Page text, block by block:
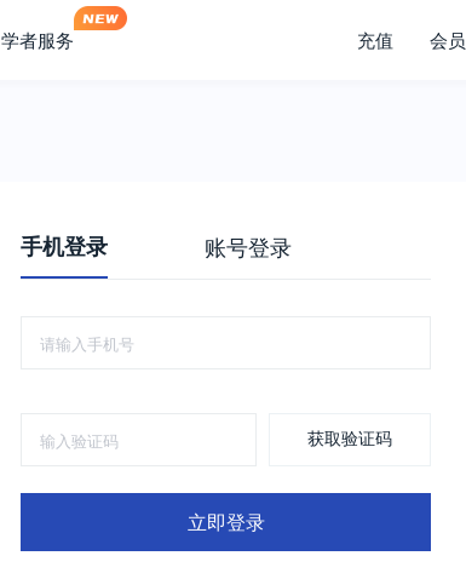
学者服务 充值 会员
手机登录 账号登录
获取验证码
立即登录